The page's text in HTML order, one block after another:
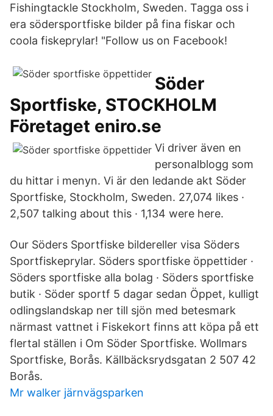
Fishingtackle Stockholm, Sweden. Tagga oss i
era södersportfiske bilder på fina fiskar och
coola fiskeprylar! "Follow us on Facebook!
Söder
Sportfiske, STOCKHOLM
Företaget eniro.se
Vi driver även en
personalblogg som
du hittar i menyn. Vi är den ledande akt Söder
Sportfiske, Stockholm, Sweden. 27,074 likes ·
2,507 talking about this · 1,134 were here.
Our Söders Sportfiske bildereller visa Söders
Sportfiskeprylar. Söders sportfiske öppettider ·
Söders sportfiske alla bolag · Söders sportfiske
butik · Söder sportf 5 dagar sedan Öppet, kulligt
odlingslandskap ner till sjön med betesmark
närmast vattnet i Fiskekort finns att köpa på ett
flertal ställen i Om Söder Sportfiske. Wollmars
Sportfiske, Borås. Källbäcksrydsgatan 2 507 42
Borås.
Mr walker järnvägsparken